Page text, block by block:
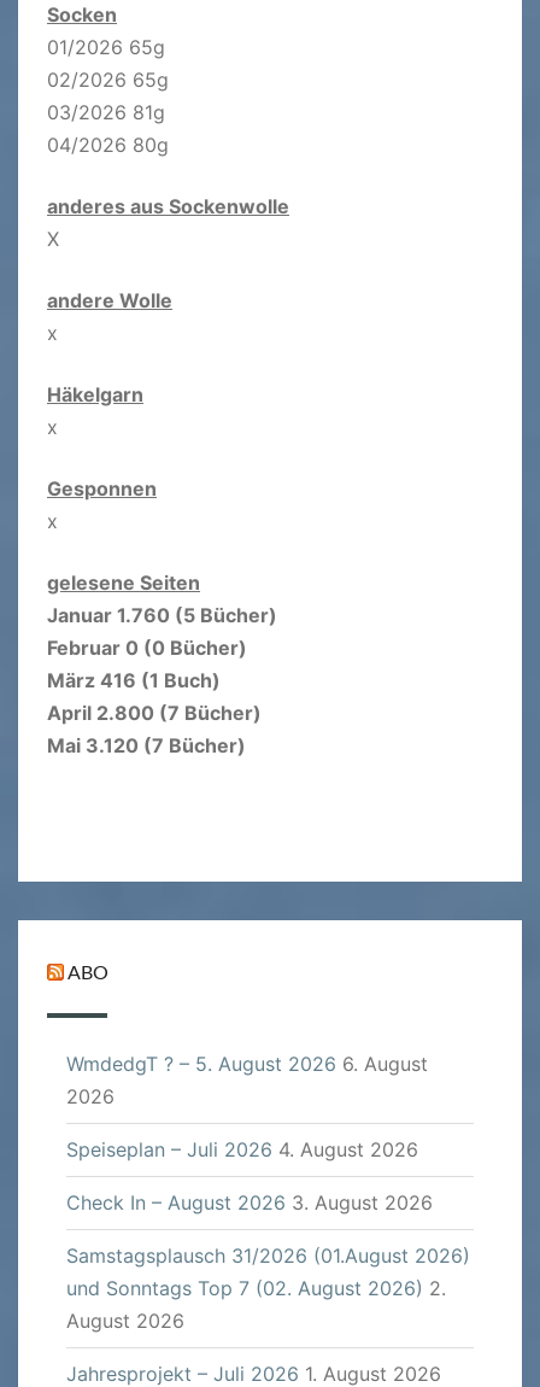
Socken
01/2026 65g
02/2026 65g
03/2026 81g
04/2026 80g
anderes aus Sockenwolle
X
andere Wolle
x
Häkelgarn
x
Gesponnen
x
gelesene Seiten
Januar 1.760 (5 Bücher)
Februar 0 (0 Bücher)
März 416 (1 Buch)
April 2.800 (7 Bücher)
Mai 3.120 (7 Bücher)
ABO
WmdedgT ? – 5. August 2026 6. August
2026
Speiseplan – Juli 2026 4. August 2026
Check In – August 2026 3. August 2026
Samstagsplausch 31/2026 (01.August 2026)
und Sonntags Top 7 (02. August 2026) 2.
August 2026
Jahresprojekt – Juli 2026 1. August 2026